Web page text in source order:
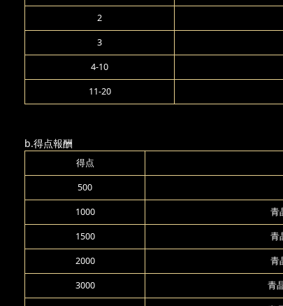
2
3
4-10
11-20
b.得点報酬
得点
500
1000 青
1500 青
2000 青
3000 青